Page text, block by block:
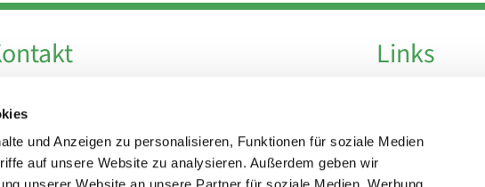
und Anzeigen zu personalisieren, Funktionen für soziale Medien
auf unsere Website zu analysieren. Außerdem geben wir
+49 30 924 54 18
info@theresa-von-avila-berlin.de
Links
Impressum